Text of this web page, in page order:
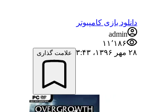
دانلود بازی کامپیوتر
admin
۱۱٬۱۸۶
۲۸ مهر ۱۳۹۶،‏ ۳:۴۳
علامت گذاری